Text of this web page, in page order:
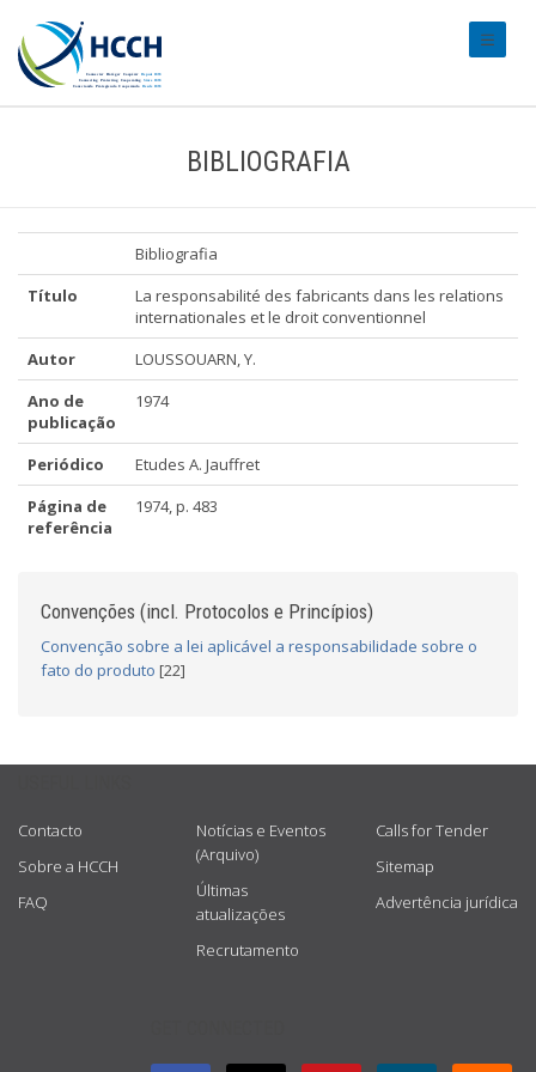
BIBLIOGRAFIA
Bibliografia
Título
La responsabilité des fabricants dans les relations
internationales et le droit conventionnel
Autor
LOUSSOUARN, Y.
Ano de
publicação
1974
Periódico
Etudes A. Jauffret
Página de
referência
1974, p. 483
Convenções (incl. Protocolos e Princípios)
Convenção sobre a lei aplicável a responsabilidade sobre o
fato do produto [22]
Contacto
Sobre a HCCH
FAQ
Notícias e Eventos
(Arquivo)
Últimas
atualizações
Recrutamento
Calls for Tender
Sitemap
Advertência jurídica